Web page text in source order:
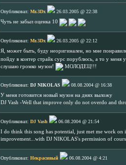
Опубликовал: Mr.3Dx
26.03.2005 @ 22:38
Чуть не забыл оценка 10
Опубликовал: Mr.3Dx
26.03.2005 @ 22:12
Я, может быть, буду неоригинален, но мне
пойду в контер страйк сурс порублюсь, а то у меня
слушаю громко музон!
МОЛОДЕЦ!!!
Опубликовал: DJ NIKOLAS
08.08.2004 @ 16:38
У меня готовится новый музон на днях выложу
DJ Vash -Well that improve only do not overdo and
Опубликовал: DJ Vash
06.08.2004 @ 21:54
I do think this song has potential, just met me work
improvement...with DJ NIKOLAS's permission of
Опубликовал: Некрасивый
06.08.2004 @ 4:21